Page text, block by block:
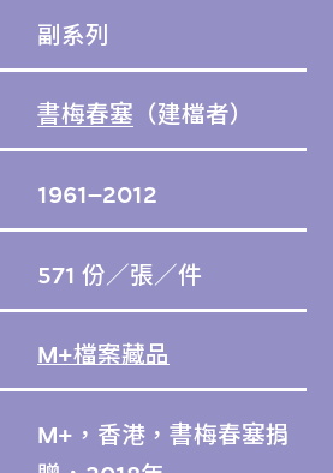
副系列
書梅春塞 （建檔者）
1961–2012
571 份／張／件
M+檔案藏品
M+，香港，書梅春塞捐